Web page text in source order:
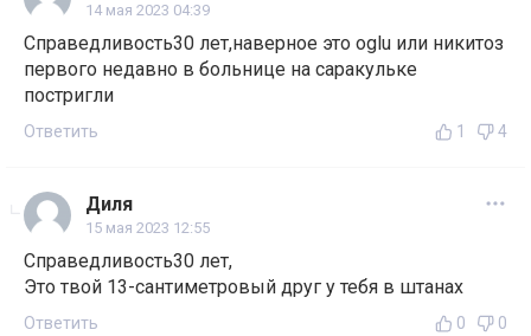
14 мая 2023 04:39
Справедливость30 лет,наверное это oglu или никитоз
первого недавно в больнице на саракульке
постригли
Ответить 1 4
Диля
15 мая 2023 12:55
Справедливость30 лет,
Это твой 13-сантиметровый друг у тебя в штанах
Ответить 0 0